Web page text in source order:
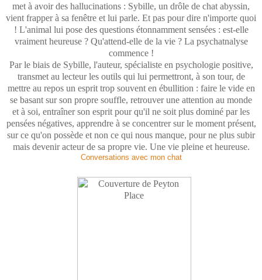
met à avoir des hallucinations : Sybille, un drôle de chat abyssin,
vient frapper à sa fenêtre et lui parle. Et pas pour dire n'importe quoi
! L'animal lui pose des questions étonnamment sensées : est-elle
vraiment heureuse ? Qu'attend-elle de la vie ? La psychatnalyse
commence !
Par le biais de Sybille, l'auteur, spécialiste en psychologie positive,
transmet au lecteur les outils qui lui permettront, à son tour, de
mettre au repos un esprit trop souvent en ébullition : faire le vide en
se basant sur son propre souffle, retrouver une attention au monde
et à soi, entraîner son esprit pour qu'il ne soit plus dominé par les
pensées négatives, apprendre à se concentrer sur le moment présent,
sur ce qu'on possède et non ce qui nous manque, pour ne plus subir
mais devenir acteur de sa propre vie. Une vie pleine et heureuse.
Conversations avec mon chat